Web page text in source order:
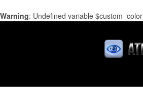
Warning: Undefined variable